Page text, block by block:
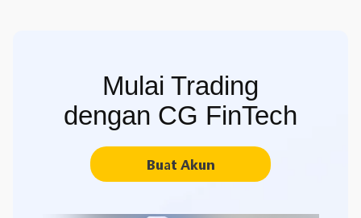
Mulai Trading
dengan CG FinTech
Buat Akun